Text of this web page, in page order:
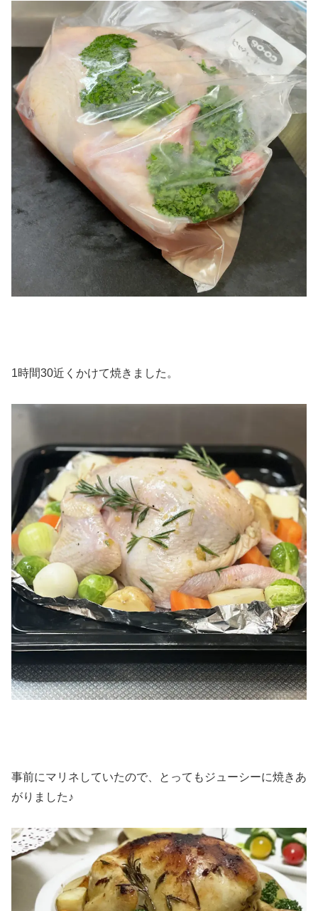
1時間30近くかけて焼きました。
事前にマリネしていたので、とってもジューシーに焼きあ
がりました♪